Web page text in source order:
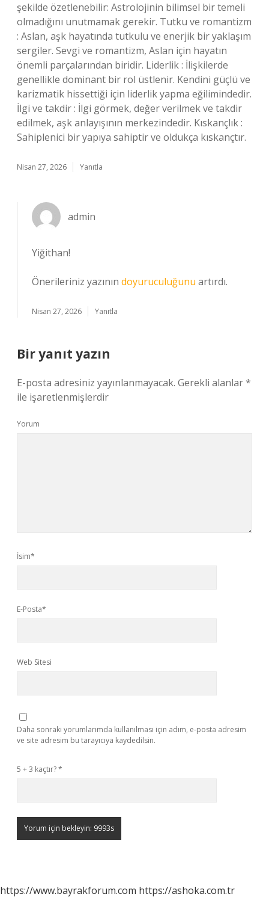
şekilde özetlenebilir: Astrolojinin bilimsel bir temeli
olmadığını unutmamak gerekir. Tutku ve romantizm
: Aslan, aşk hayatında tutkulu ve enerjik bir yaklaşım
sergiler. Sevgi ve romantizm, Aslan için hayatın
önemli parçalarından biridir. Liderlik : İlişkilerde
genellikle dominant bir rol üstlenir. Kendini güçlü ve
karizmatik hissettiği için liderlik yapma eğilimindedir.
İlgi ve takdir : İlgi görmek, değer verilmek ve takdir
edilmek, aşk anlayışının merkezindedir. Kıskançlık :
Sahiplenici bir yapıya sahiptir ve oldukça kıskançtır.
Nisan 27, 2026 Yanıtla
admin
Yiğithan!
Önerileriniz yazının doyuruculuğunu artırdı.
Nisan 27, 2026 Yanıtla
Bir yanıt yazın
E-posta adresiniz yayınlanmayacak. Gerekli alanlar*
ile işaretlenmişlerdir
Yorum
İsim*
E-Posta*
Web Sitesi
Daha sonraki yorumlarımda kullanılması için adım, e-posta adresim
ve site adresim bu tarayıcıya kaydedilsin.
5 + 3 kaçtır?*
https://www.bayrakforum.com https://ashoka.com.tr